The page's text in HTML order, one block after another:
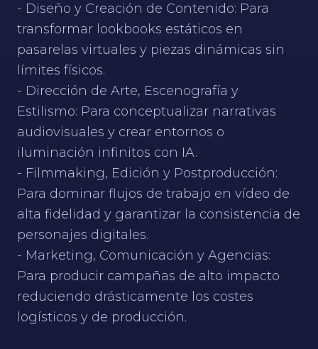
- Diseño y Creación de Contenido: Para
transformar lookbooks estáticos en
pasarelas virtuales y piezas dinámicas sin
límites físicos.
- Dirección de Arte, Escenografía y
Estilismo: Para conceptualizar narrativas
audiovisuales y crear entornos o
iluminación infinitos con IA.
- Filmmaking, Edición y Postproducción:
Para dominar flujos de trabajo en vídeo de
alta fidelidad y garantizar la consistencia de
personajes digitales.
- Marketing, Comunicación y Agencias:
Para producir campañas de alto impacto
reduciendo drásticamente los costes
logísticos y de producción.